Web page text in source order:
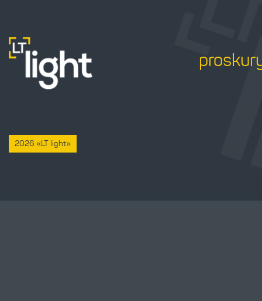
2026 «LT light»